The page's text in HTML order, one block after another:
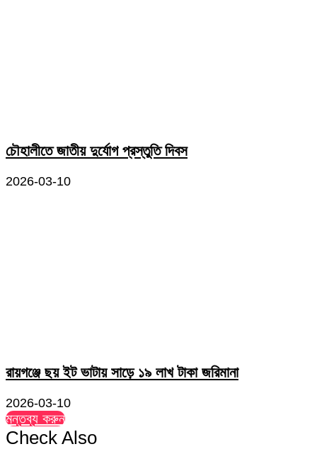
চৌহালীতে জাতীয় দুর্যোগ প্রস্তুতি দিবস
2026-03-10
রায়গঞ্জে ছয় ইট ভাটায় সাড়ে ১৯ লাখ টাকা জরিমানা
2026-03-10
মন্তব্য করুন
Check Also